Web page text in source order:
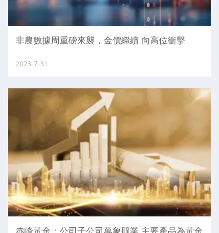
非農數據周重磅來襲，金價繼續 向高位衝擊
2023-7-31
赤峰黃金：公司子公司萬象礦業 主要產品為黃金